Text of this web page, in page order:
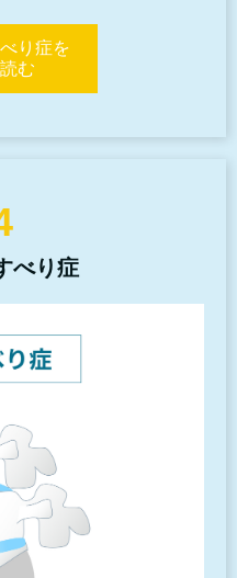
り症を
む
べり症